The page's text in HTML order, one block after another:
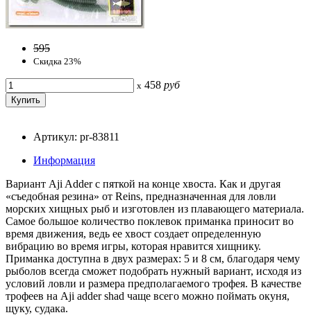
595
Скидка 23%
x 458 руб
Артикул: pr-83811
Информация
Вариант Aji Adder с пяткой на конце хвоста. Как и другая
«съедобная резина» от Reins, предназначенная для ловли
морских хищных рыб и изготовлен из плавающего материала.
Самое большое количество поклевок приманка приносит во
время движения, ведь ее хвост создает определенную
вибрацию во время игры, которая нравится хищнику.
Приманка доступна в двух размерах: 5 и 8 см, благодаря чему
рыболов всегда сможет подобрать нужный вариант, исходя из
условий ловли и размера предполагаемого трофея. В качестве
трофеев на Aji adder shad чаще всего можно поймать окуня,
щуку, судака.